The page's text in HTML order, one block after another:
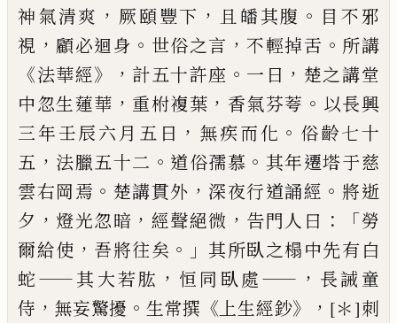
神氣清爽 ， 厥頤豐下 ， 且皤其腹 。 目不邪
視 ， 顧必迴身 。 世俗之言 ，不輕掉舌 。 所講
《法華經》， 計五十許座 。 一日 ， 楚之講堂
中忽生蓮華 ， 重柎複葉 ， 香氣芬荂 。 以長興
三年壬辰六月五日 ， 無疾而化 。 俗齡七十
五 ， 法臘五十二 。 道俗孺慕 。 其年遷塔于慈
雲右岡焉 。 楚講貫外 ， 深夜行道誦經 。 將逝
夕 ， 燈光忽暗 ， 經聲絕微 ， 告門人曰 ：「勞
爾給使 ， 吾將往矣 。」其所臥之榻中先有白
蛇——其大若肱 ， 恒 同臥處——， 長誡童
侍 ， 無妄驚擾 。 生常撰 《 上生經鈔》， [＊]刺